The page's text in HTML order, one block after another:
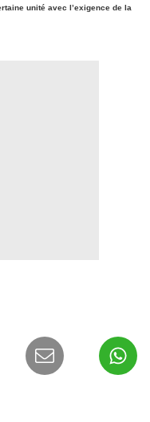
unité avec l’exigence de la